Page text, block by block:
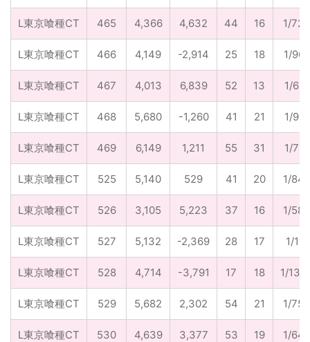
L東京喰種CT 465 4,366 4,632 44 16 1/
L東京喰種CT 466 4,149 -2,914 25 18 1/
L東京喰種CT 467 4,013 6,839 52 13 1/
L東京喰種CT 468 5,680 -1,260 41 21 1/
L東京喰種CT 469 6,149 1,211 55 31 1/
L東京喰種CT 525 5,140 529 41 20 1/
L東京喰種CT 526 3,105 5,223 37 16 1/
L東京喰種CT 527 5,132 -2,369 28 17 1/114
L東京喰種CT 528 4,714 -3,791 17 18 1/
L東京喰種CT 529 5,682 2,302 54 21 1/
L東京喰種CT 530 4,639 3,377 53 19 1/